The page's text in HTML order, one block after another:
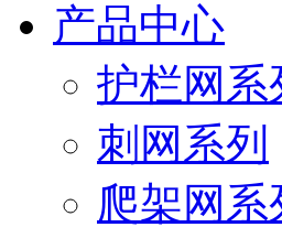
产品中心
护栏网系
刺网系列
爬架网系